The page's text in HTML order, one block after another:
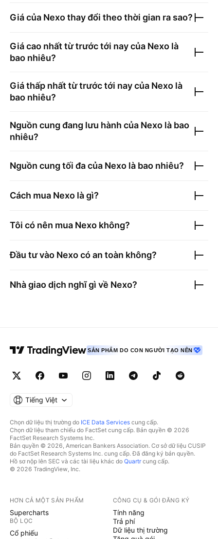
Giá của Nexothay đổi theo thời gian ra sao?
Giá cao nhất từ trước tới nay của Nexo là
bao nhiêu?
Giá thấp nhất từ trước tới nay của Nexo là
bao nhiêu?
Nguồn cung đang lưu hành của Nexo là bao
nhiêu?
Nguồn cung tối đa của Nexo là bao nhiêu?
Cách mua Nexo là gì?
Tôi có nên mua Nexo không?
Đầu tư vào Nexocó an toàn không?
Nhà giao dịch nghĩ gì về Nexo?
SẢN PHẨM DO CON NGƯỜI TẠO NÊN
Tiếng Việt
Chọn dữ liệu thị trường do ICE Data Services cung cấp.
Chọn dữ liệu tham chiếu do FactSet cung cấp. Bản quyền © 2026
FactSet Research Systems Inc.
Bản quyền © 2026, American Bankers Association. Cơ sở dữ liệu CUSIP
do FactSet Research Systems Inc. cung cấp. Đã đăng ký bản quyền.
Hồ sơ nộp lên SEC và các tài liệu khác do Quartrcung cấp.
© 2026 TradingView, Inc.
HƠN CẢ MỘT SẢN PHẨM
Supercharts
BỘ LỌC
Cổ phiếu
CÔNG CỤ & GÓI ĐĂNG KÝ
Tính năng
Trả phí
Dữ liệu thị trường